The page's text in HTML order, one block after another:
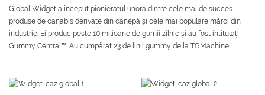
Global Widget a început pionieratul unora dintre cele mai de succes
produse de canabis derivate din cânepă și cele mai populare mărci din
industrie. Ei produc peste 10 milioane de gumii zilnic și au fost intitulați
Gummy Central™. Au cumpărat 23 de linii gummy de la TGMachine.